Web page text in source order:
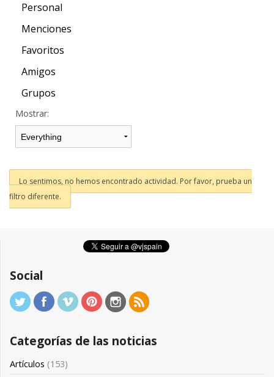
Personal
Menciones
Favoritos
Amigos
Grupos
Mostrar:
Lo sentimos, no hemos encontrado actividad. Por favor, prueba un
filtro diferente.
Social
Categorías de las noticias
Artículos (153)